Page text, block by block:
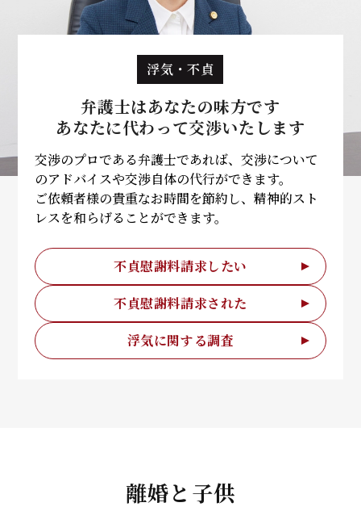
浮気・不貞
弁護士はあなたの味方です
あなたに代わって交渉いたします
交渉のプロである弁護士であれば、交渉について
のアドバイスや交渉自体の代行ができます。
ご依頼者様の貴重なお時間を節約し、精神的スト
レスを和らげることができます。
不貞慰謝料請求したい
不貞慰謝料請求された
浮気に関する調査
離婚と子供